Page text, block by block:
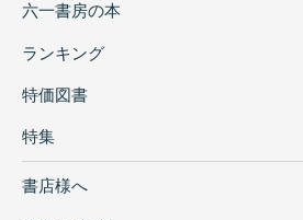
六一書房の本
ランキング
特価図書
特集
書店様へ